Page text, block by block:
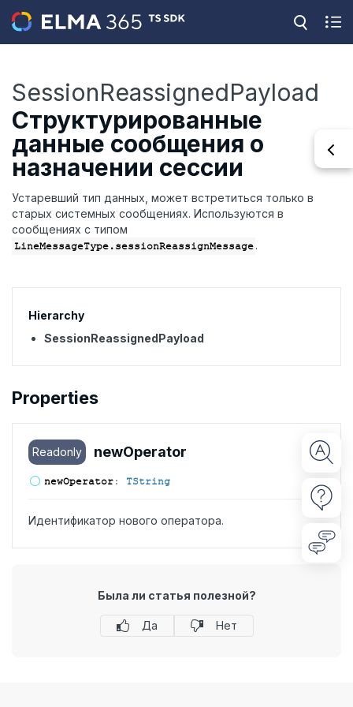
SessionReassignedPayload
Структурированные
данные сообщения о
назначении сессии
Устаревший тип данных, может встретиться только в
старых системных сообщениях. Используются в
сообщениях с типом
LineMessageType.sessionReassignMessage .
Hierarchy
SessionReassignedPayload
Properties
Readonly newOperator
newOperator: TString
Идентификатор нового оператора.
Была ли статья полезной?
Да Нет